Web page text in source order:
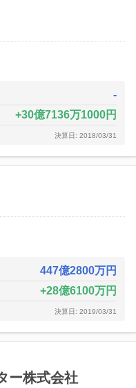
-
30億7136万1000円
決算日: 2018/03/31
447億2800万円
28億6100万円
決算日: 2019/03/31
ー株式会社